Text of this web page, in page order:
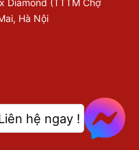
Diamond (TTTM Chợ
Hà Nội
hệ ngay !